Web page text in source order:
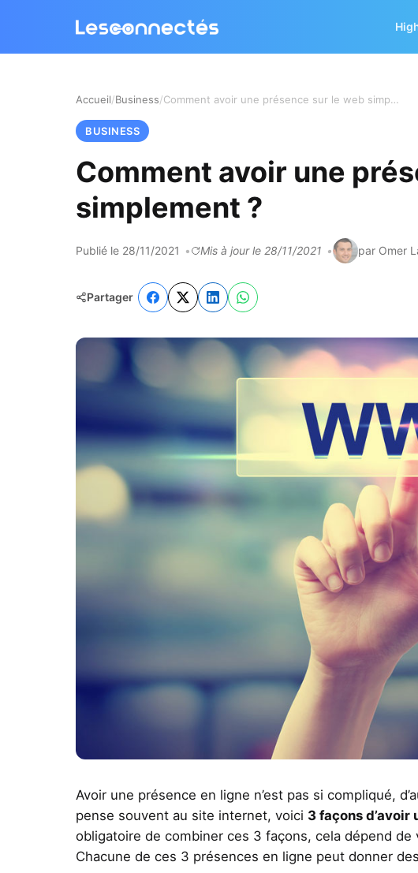
Accueil Business Comment avoir une présence sur le web simplement ?
BUSINESS
Comment avoir une
simplement ?
Publié le 28/11/2021 Mis à jour le 28/11/2021 par Omer
Partager
Avoir une présence en ligne n’est pas si compliqué,
pense souvent au site internet, voici 3 façons d’avoir
obligatoire de combiner ces 3 façons, cela dépend
Chacune de ces 3 présences en ligne peut donner